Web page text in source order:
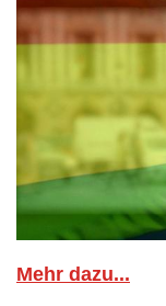
Mehr dazu...